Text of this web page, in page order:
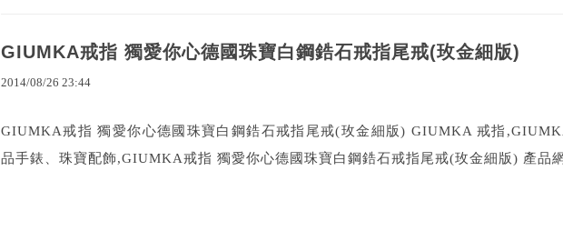
GIUMKA戒指 獨愛你心德國珠寶白鋼鋯石戒指尾戒(玫金細版)
2014/08/26 23:44
GIUMKA戒指 獨愛你心德國珠寶白鋼鋯石戒指尾戒(玫金細版) GIUMKA 戒指
品手錶、珠寶配飾,GIUMKA戒指 獨愛你心德國珠寶白鋼鋯石戒指尾戒(玫金細版) 產品